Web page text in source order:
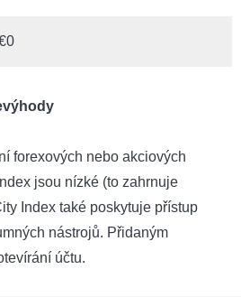
forexových nebo akciových
jsou nízké (to zahrnuje
Index také poskytuje přístup
nástrojů. Přidaným
účtu.